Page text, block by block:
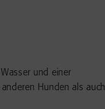
und einer
Hunden als auch